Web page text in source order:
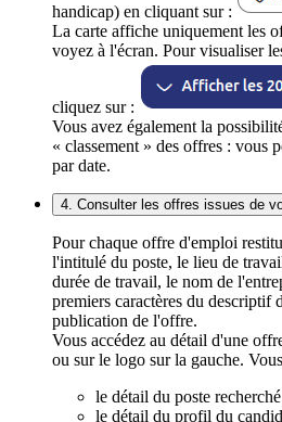
handicap) en cliquant sur :
La carte affiche uniquement les
voyez à l'écran. Pour visualiser
cliquez sur :
Vous avez également la
« classement » des offres : vous
par date.
4. Consulter les offres issues de
Pour chaque offre d'emploi
l'intitulé du poste, le lieu de
durée de travail, le nom de
premiers caractères du descriptif
publication de l'offre.
Vous accédez au détail d'une
ou sur le logo sur la gauche.
le détail du poste
le détail du profil du